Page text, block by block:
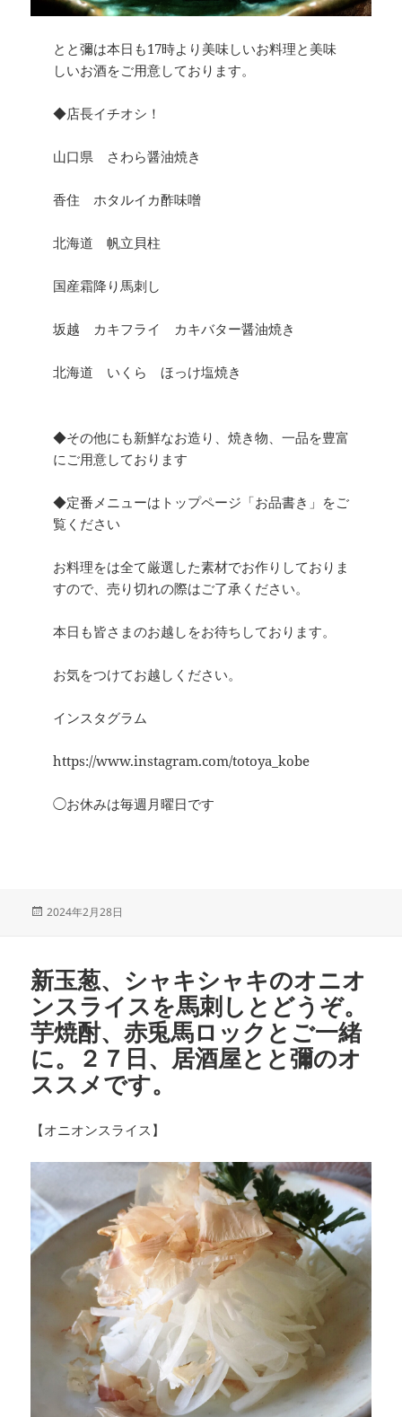
とと彌は本日も17時より美味しいお料理と美味
しいお酒をご用意しております。
◆店長イチオシ！
山口県 さわら醤油焼き
香住 ホタルイカ酢味噌
北海道 帆立貝柱
国産霜降り馬刺し
坂越 カキフライ カキバター醤油焼き
北海道 いくら ほっけ塩焼き
◆その他にも新鮮なお造り、焼き物、一品を豊富
にご用意しております
◆定番メニューはトップページ「お品書き」をご
覧ください
お料理をは全て厳選した素材でお作りしておりま
すので、売り切れの際はご了承ください。
本日も皆さまのお越しをお待ちしております。
お気をつけてお越しください。
インスタグラム
https://www.instagram.com/totoya_kobe
◯お休みは毎週月曜日です
投
2024年2月28日
新玉葱、シャキシャキのオニオ
ンスライスを馬刺しとどうぞ。
芋焼酎、赤兎馬ロックとご一緒
に。２７日、居酒屋とと彌のオ
ススメです。
【オニオンスライス】